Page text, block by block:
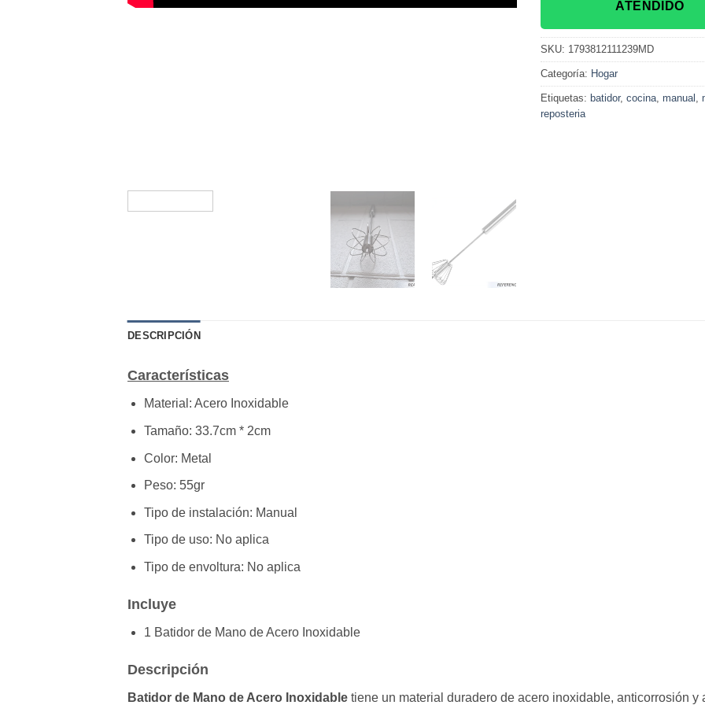
ATENDIDO
SKU: 1793812111239MD
Categoría: Hogar
Etiquetas: batidor, cocina manual
reposteria
DESCRIPCIÓN
Características
Material: Acero Inoxidable
Tamaño: 33.7cm * 2cm
Color: Metal
Peso: 55gr
Tipo de instalación: Manual
Tipo de uso: No aplica
Tipo de envoltura: No aplica
Incluye
1 Batidor de Mano de Acero Inoxidable
Descripción
Batidor de Mano de Acero Inoxidable tiene un material duradero de acero inoxidable, anticorrosión